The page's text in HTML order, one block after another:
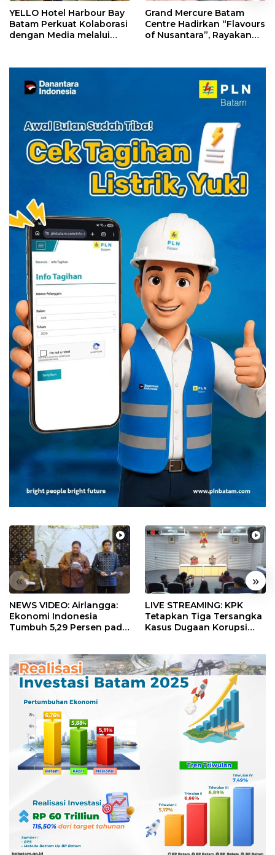
YELLO Hotel Harbour Bay
Batam Perkuat Kolaborasi
dengan Media melalui
Grand Mercure Batam
Centre Hadirkan “Flavours
of Nusantara”, Rayakan
« »
NEWS VIDEO: Airlangga:
Ekonomi Indonesia
Tumbuh 5,29 Persen pada
LIVE STREAMING: KPK
Tetapkan Tiga Tersangka
Kasus Dugaan Korupsi